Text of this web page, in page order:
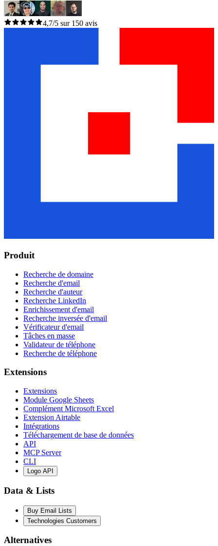
4,7/5 sur 150 avis
Produit
Recherche de domaine
Recherche d'email
Recherche d'auteur
Recherche LinkedIn
Enrichissement d'email
Recherche inversée d'email
Vérificateur d'email
Tâches en masse
Validateur de téléphone
Recherche de téléphone
Extensions
Extensions
Module Google Sheets
Complément Microsoft Excel
Extension Airtable
Intégrations
Téléchargement de base de données
API
MCP Server
CLI
Logo API
Data & Lists
Buy Email Lists
Technologies Customers
Alternatives